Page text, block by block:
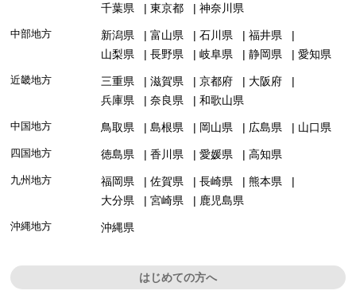
千葉県
東京都 神奈川県
中部地方 新潟県 富山県 石川県
福井県
山梨県
長野県 岐阜県 静岡県 愛知県
近畿地方 三重県 滋賀県 京都府
大阪府
兵庫県
奈良県 和歌山県
中国地方 鳥取県 島根県 岡山県 広島県 山口県
四国地方 徳島県 香川県 愛媛県 高知県
九州地方 福岡県 佐賀県 長崎県
熊本県
大分県
宮崎県 鹿児島県
沖縄地方 沖縄県
はじめての方へ